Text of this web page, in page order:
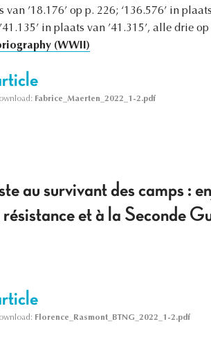
’18.176’ op p. 226; ‘136.576’ in
’41.135’ in plaats van ’41.315’, alle
(WWII)
Fabrice_Maerten_2022_1-2.pdf
au survivant des camps :
et à la Seconde
Florence_Rasmont_BTNG_2022_1-2.pdf